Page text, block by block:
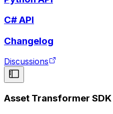
C# API
Changelog
Discussions
Asset Transformer SDK